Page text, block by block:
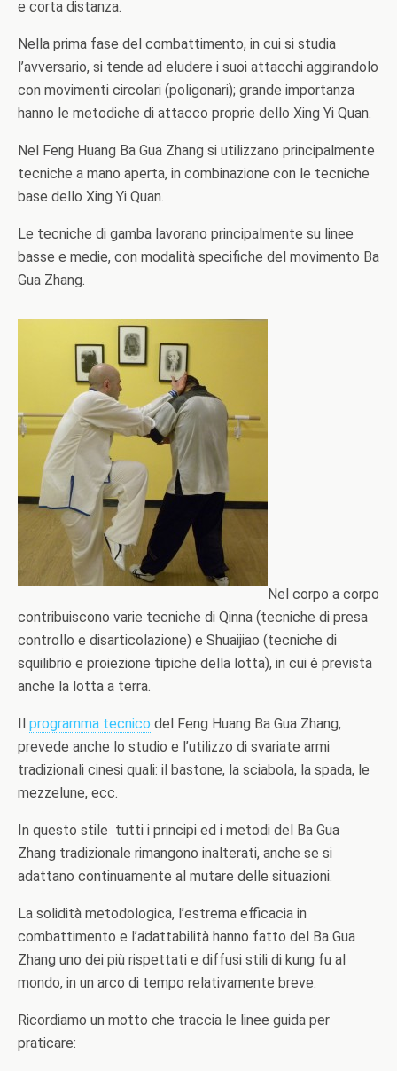
e corta distanza.
Nella prima fase del combattimento, in cui si studia
l’avversario, si tende ad eludere i suoi attacchi aggirandolo
con movimenti circolari (poligonari); grande importanza
hanno le metodiche di attacco proprie dello Xing Yi Quan.
Nel Feng Huang Ba Gua Zhang si utilizzano principalmente
tecniche a mano aperta, in combinazione con le tecniche
base dello Xing Yi Quan.
Le tecniche di gamba lavorano principalmente su linee
basse e medie, con modalità specifiche del movimento Ba
Gua Zhang.
Nel corpo a corpo
contribuiscono varie tecniche di Qinna (tecniche di presa
controllo e disarticolazione) e Shuaijiao (tecniche di
squilibrio e proiezione tipiche della lotta), in cui è prevista
anche la lotta a terra.
Il programma tecnico del Feng Huang Ba Gua Zhang,
prevede anche lo studio e l’utilizzo di svariate armi
tradizionali cinesi quali: il bastone, la sciabola, la spada, le
mezzelune, ecc.
In questo stile tutti i principi ed i metodi del Ba Gua
Zhang tradizionale rimangono inalterati, anche se si
adattano continuamente al mutare delle situazioni.
La solidità metodologica, l’estrema efficacia in
combattimento e l’adattabilità hanno fatto del Ba Gua
Zhang uno dei più rispettati e diffusi stili di kung fu al
mondo, in un arco di tempo relativamente breve.
Ricordiamo un motto che traccia le linee guida per
praticare: